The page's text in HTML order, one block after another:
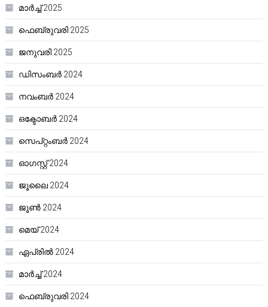
മാർച്ച്‌ 2025
ഫെബ്രുവരി 2025
ജനുവരി 2025
ഡിസംബർ 2024
നവംബർ 2024
ഒക്ടോബർ 2024
സെപ്റ്റംബർ 2024
ഓഗസ്റ്റ്‌ 2024
ജൂലൈ 2024
ജൂൺ 2024
മെയ്‌ 2024
ഏപ്രിൽ 2024
മാർച്ച്‌ 2024
ഫെബ്രുവരി 2024